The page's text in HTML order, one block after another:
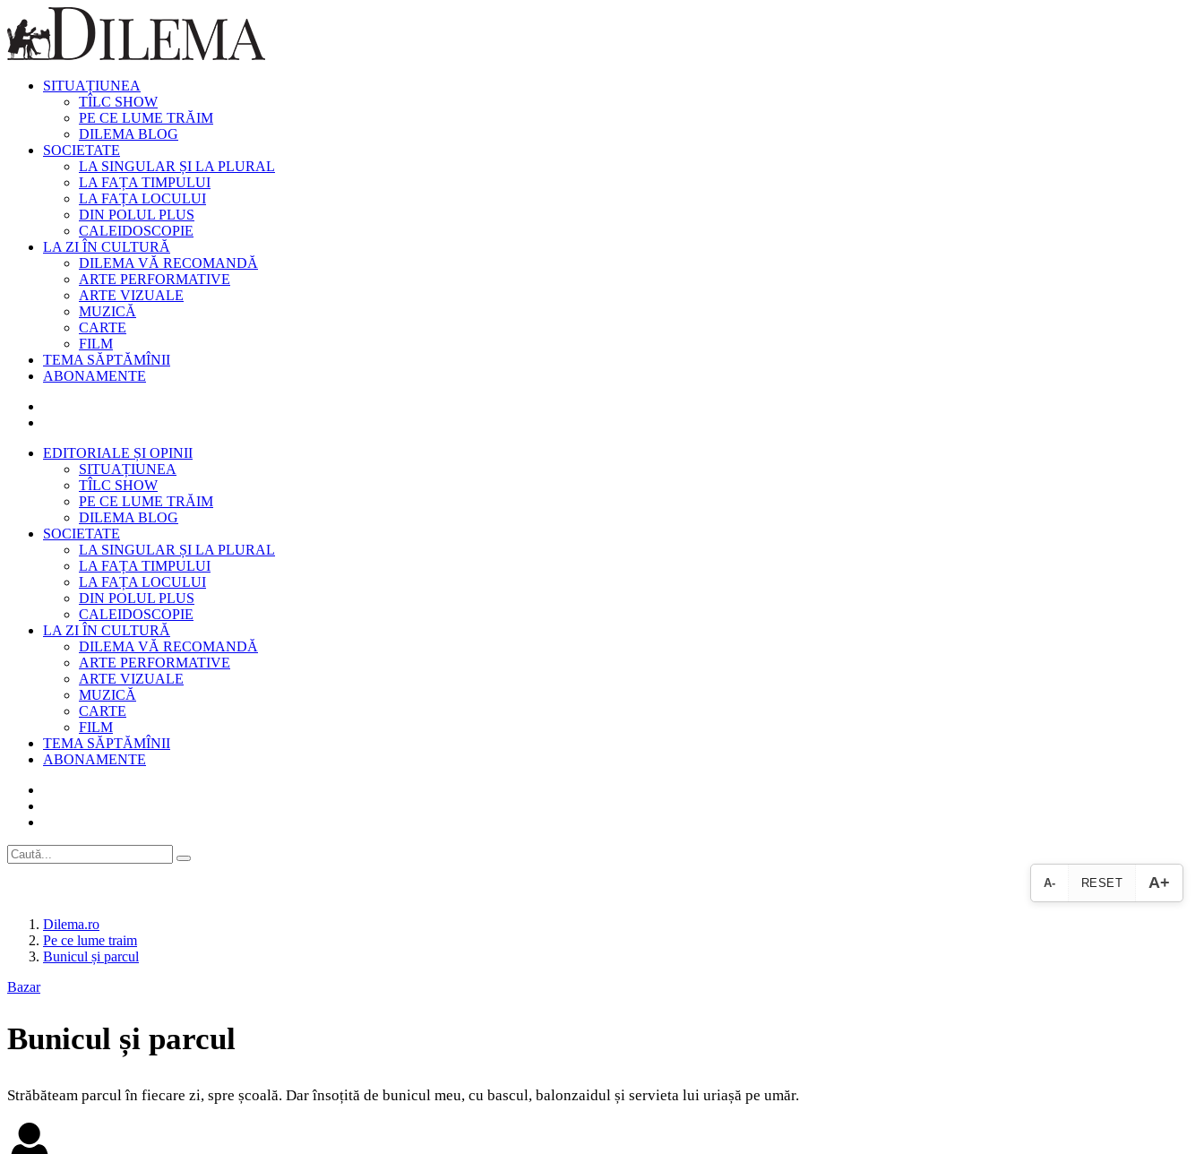
SITUAȚIUNEA
TÎLC SHOW
PE CE LUME TRĂIM
DILEMA BLOG
SOCIETATE
LA SINGULAR ȘI LA PLURAL
LA FAȚA TIMPULUI
LA FAȚA LOCULUI
DIN POLUL PLUS
CALEIDOSCOPIE
LA ZI ÎN CULTURĂ
DILEMA VĂ RECOMANDĂ
ARTE PERFORMATIVE
ARTE VIZUALE
MUZICĂ
CARTE
FILM
TEMA SĂPTĂMÎNII
ABONAMENTE
EDITORIALE ȘI OPINII
SITUAȚIUNEA
TÎLC SHOW
PE CE LUME TRĂIM
DILEMA BLOG
SOCIETATE
LA SINGULAR ȘI LA PLURAL
LA FAȚA TIMPULUI
LA FAȚA LOCULUI
DIN POLUL PLUS
CALEIDOSCOPIE
LA ZI ÎN CULTURĂ
DILEMA VĂ RECOMANDĂ
ARTE PERFORMATIVE
ARTE VIZUALE
MUZICĂ
CARTE
FILM
TEMA SĂPTĂMÎNII
ABONAMENTE
A- RESET A+
Dilema.ro
Pe ce lume traim
Bunicul și parcul
Bazar
Bunicul și parcul
Străbăteam parcul în fiecare zi, spre școală. Dar însoțită de bunicul meu, cu bascul, balonzaidul și servieta lui uriașă pe umăr.